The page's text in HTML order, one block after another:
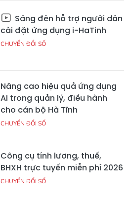
Sáng đèn hỗ trợ người dân
cài đặt ứng dụng i-HaTinh
CHUYỂN ĐỔI SỐ
Nâng cao hiệu quả ứng dụng
AI trong quản lý, điều hành
cho cán bộ Hà Tĩnh
CHUYỂN ĐỔI SỐ
Công cụ tính lương, thuế,
BHXH trực tuyến miễn phí 2026
CHUYỂN ĐỔI SỐ